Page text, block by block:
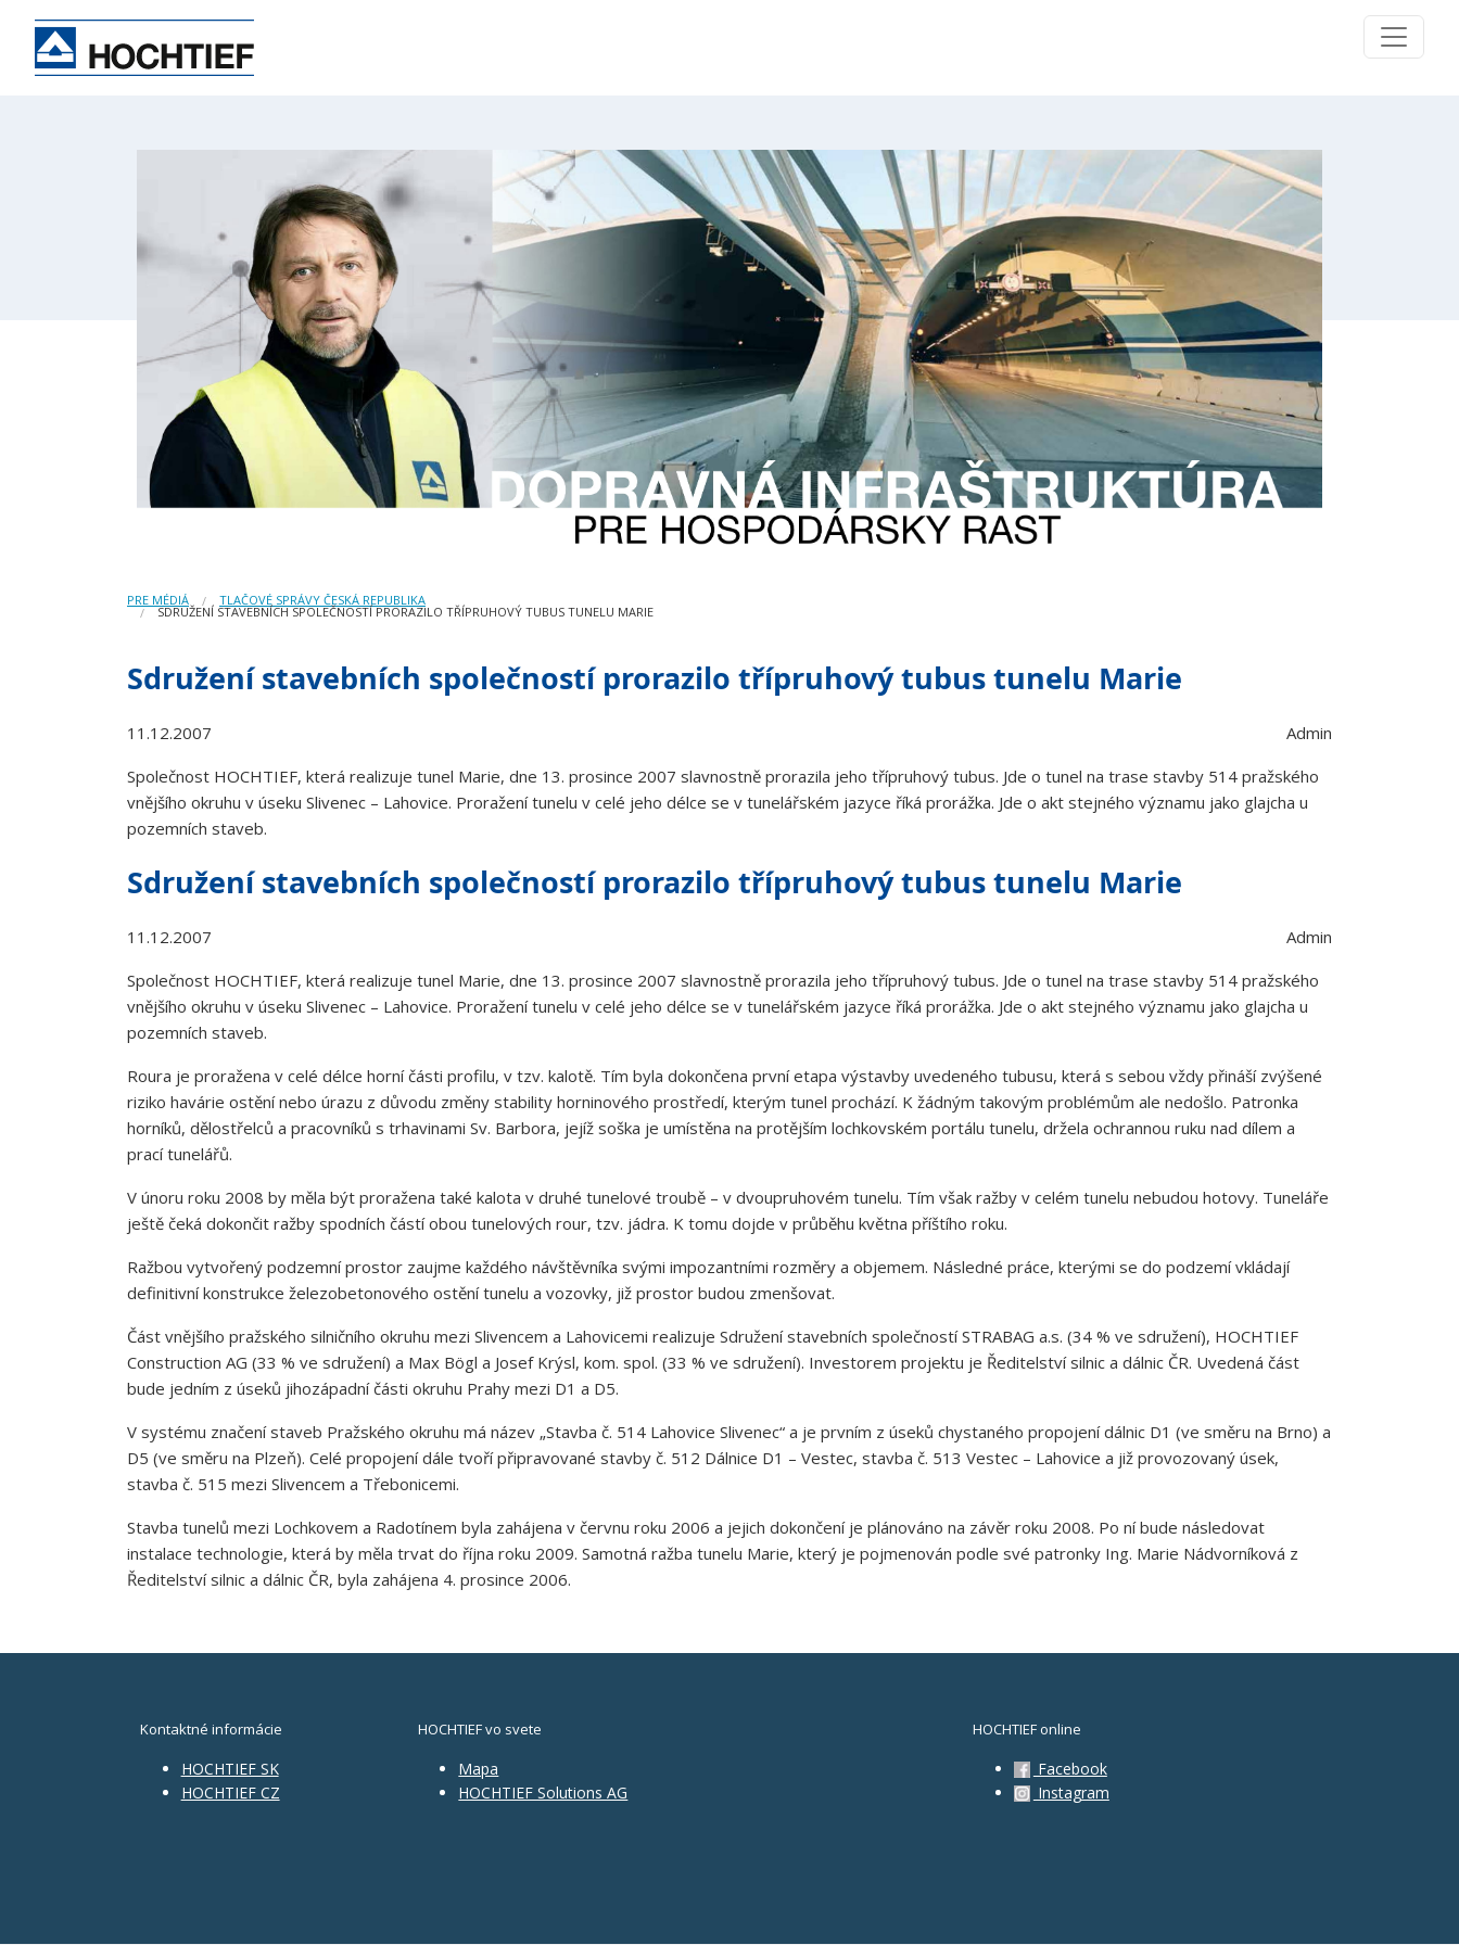
PRE MÉDIÁ TLAČOVÉ SPRÁVY ČESKÁ REPUBLIKA
SDRUŽENÍ STAVEBNÍCH SPOLEČNOSTÍ PRORAZILO TŘÍPRUHOVÝ TUBUS TUNELU MARIE
Sdružení stavebních společností prorazilo třípruhový tubus tunelu Marie
11.12.2007
Admin
Společnost HOCHTIEF, která realizuje tunel Marie, dne 13. prosince 2007 slavnostně prorazila jeho třípruhový tubus. Jde o tunel na trase stavby 514 pražského
vnějšího okruhu v úseku Slivenec – Lahovice. Proražení tunelu v celé jeho délce se v tunelářském jazyce říká prorážka. Jde o akt stejného významu jako glajcha u
pozemních staveb.
Sdružení stavebních společností prorazilo třípruhový tubus tunelu Marie
11.12.2007
Admin
Společnost HOCHTIEF, která realizuje tunel Marie, dne 13. prosince 2007 slavnostně prorazila jeho třípruhový tubus. Jde o tunel na trase stavby 514 pražského
vnějšího okruhu v úseku Slivenec – Lahovice. Proražení tunelu v celé jeho délce se v tunelářském jazyce říká prorážka. Jde o akt stejného významu jako glajcha u
pozemních staveb.
Roura je proražena v celé délce horní části profilu, v tzv. kalotě. Tím byla dokončena první etapa výstavby uvedeného tubusu, která s sebou vždy přináší zvýšené
riziko havárie ostění nebo úrazu z důvodu změny stability horninového prostředí, kterým tunel prochází. K žádným takovým problémům ale nedošlo. Patronka
horníků, dělostřelců a pracovníků s trhavinami Sv. Barbora, jejíž soška je umístěna na protějším lochkovském portálu tunelu, držela ochrannou ruku nad dílem a
prací tunelářů.
V únoru roku 2008 by měla být proražena také kalota v druhé tunelové troubě – v dvoupruhovém tunelu. Tím však ražby v celém tunelu nebudou hotovy. Tuneláře
ještě čeká dokončit ražby spodních částí obou tunelových rour, tzv. jádra. K tomu dojde v průběhu května příštího roku.
Ražbou vytvořený podzemní prostor zaujme každého návštěvníka svými impozantními rozměry a objemem. Následné práce, kterými se do podzemí vkládají
definitivní konstrukce železobetonového ostění tunelu a vozovky, již prostor budou zmenšovat.
Část vnějšího pražského silničního okruhu mezi Slivencem a Lahovicemi realizuje Sdružení stavebních společností STRABAG a.s. (34 % ve sdružení), HOCHTIEF
Construction AG (33 % ve sdružení) a Max Bögl a Josef Krýsl, kom. spol. (33 % ve sdružení). Investorem projektu je Ředitelství silnic a dálnic ČR. Uvedená část
bude jedním z úseků jihozápadní části okruhu Prahy mezi D1 a D5.
V systému značení staveb Pražského okruhu má název „Stavba č. 514 Lahovice Slivenec“ a je prvním z úseků chystaného propojení dálnic D1 (ve směru na Brno) a
D5 (ve směru na Plzeň). Celé propojení dále tvoří připravované stavby č. 512 Dálnice D1 – Vestec, stavba č. 513 Vestec – Lahovice a již provozovaný úsek,
stavba č. 515 mezi Slivencem a Třebonicemi.
Stavba tunelů mezi Lochkovem a Radotínem byla zahájena v červnu roku 2006 a jejich dokončení je plánováno na závěr roku 2008. Po ní bude následovat
instalace technologie, která by měla trvat do října roku 2009. Samotná ražba tunelu Marie, který je pojmenován podle své patronky Ing. Marie Nádvorníková z
Ředitelství silnic a dálnic ČR, byla zahájena 4. prosince 2006.
Kontaktné informácie
HOCHTIEF SK
HOCHTIEF CZ
HOCHTIEF vo svete
Mapa
HOCHTIEF Solutions AG
HOCHTIEF online
Facebook
Instagram